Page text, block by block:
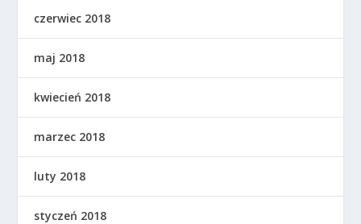
czerwiec 2018
maj 2018
kwiecień 2018
marzec 2018
luty 2018
styczeń 2018